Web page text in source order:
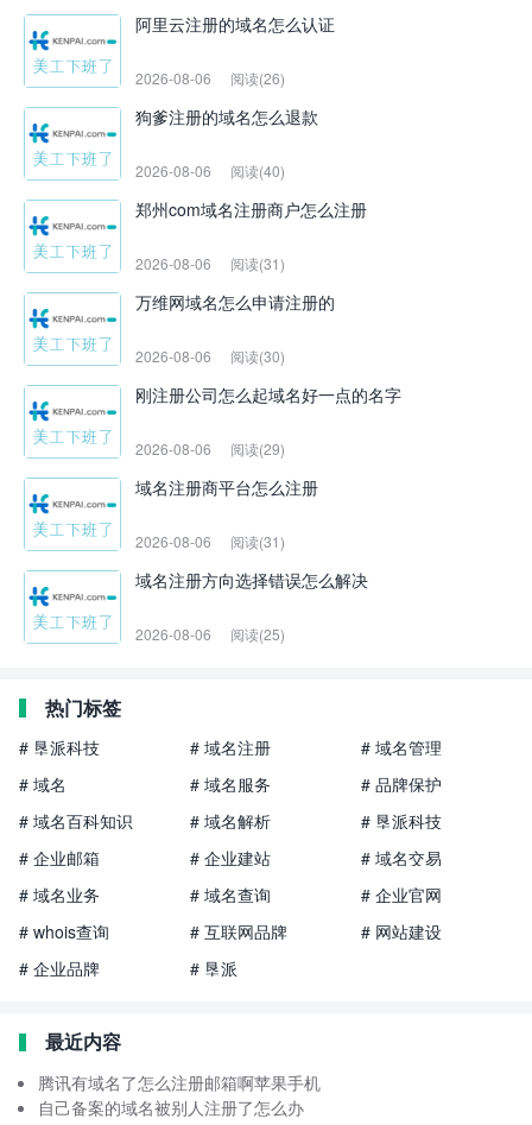
阿里云注册的域名怎么认证
2026-08-06 阅读(26)
狗爹注册的域名怎么退款
2026-08-06 阅读(40)
郑州com域名注册商户怎么注册
2026-08-06 阅读(31)
万维网域名怎么申请注册的
2026-08-06 阅读(30)
刚注册公司怎么起域名好一点的名字
2026-08-06 阅读(29)
域名注册商平台怎么注册
2026-08-06 阅读(31)
域名注册方向选择错误怎么解决
2026-08-06 阅读(25)
热门标签
# 垦派科技 # 域名注册
# 域名管理
# 域名
# 域名服务
# 品牌保护
# 域名百科知识
# 域名解析
# 垦派科技
# 企业邮箱
# 企业建站
# 域名交易
# 域名业务
# 域名查询
# 企业官网
# whois查询
# 互联网品牌
# 网站建设
# 企业品牌
# 垦派
最近内容
腾讯有域名了怎么注册邮箱啊苹果手机
自己备案的域名被别人注册了怎么办